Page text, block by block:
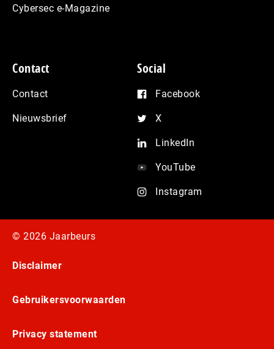
Cybersec e-Magazine
Contact
Contact
Nieuwsbrief
Social
Facebook
X
LinkedIn
YouTube
Instagram
© 2026 Jaarbeurs
Disclaimer
Gebruikersvoorwaarden
Privacy statement